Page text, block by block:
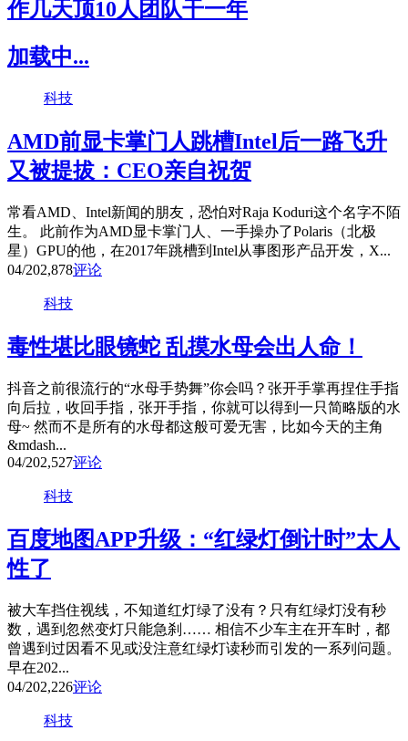
作几天顶10人团队干一年
加载中...
科技
AMD前显卡掌门人跳槽Intel后一路飞升
又被提拔：CEO亲自祝贺
常看AMD、Intel新闻的朋友，恐怕对Raja Koduri这个名字不陌
生。 此前作为AMD显卡掌门人、一手操办了Polaris（北极
星）GPU的他，在2017年跳槽到Intel从事图形产品开发，X...
04/202,878评论
科技
毒性堪比眼镜蛇 乱摸水母会出人命！
抖音之前很流行的“水母手势舞”你会吗？张开手掌再捏住手指
向后拉，收回手指，张开手指，你就可以得到一只简略版的水
母~ 然而不是所有的水母都这般可爱无害，比如今天的主角
&mdash...
04/202,527评论
科技
百度地图APP升级：“红绿灯倒计时”太人
性了
被大车挡住视线，不知道红灯绿了没有？只有红绿灯没有秒
数，遇到忽然变灯只能急刹…… 相信不少车主在开车时，都
曾遇到过因看不见或没注意红绿灯读秒而引发的一系列问题。
早在202...
04/202,226评论
科技